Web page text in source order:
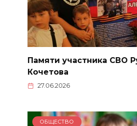
Памяти участника СВО
Кочетова
27.06.2026
ОБЩЕСТВО